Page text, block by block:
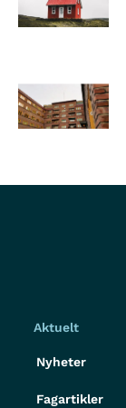
Aktuelt
Nyheter
Fagartikler